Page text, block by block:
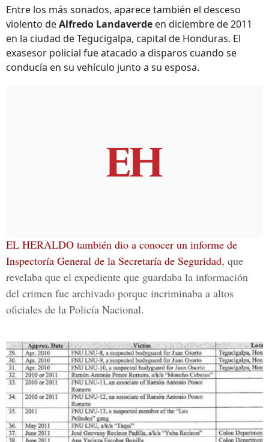
Entre los más sonados, aparece también el desceso
violento deAlfredo Landaverde en diciembre de 2011
en la ciudad de Tegucigalpa, capital de Honduras. El
exasesor policial fue atacado a disparos cuando se
conducía en su vehículo junto a su esposa.
EL HERALDO también dio a conocer un informe de
Inspectoría General de la Secretaría de Seguridad, que
revelaba que el expediente que guardaba la información
del crimen fue archivado porque incriminaba a altos
oficiales de la Policía Nacional.